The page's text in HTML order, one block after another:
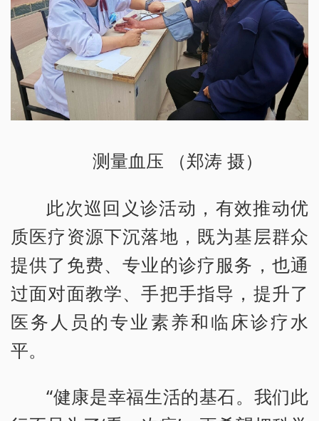
测量血压 （郑涛 摄）
此次巡回义诊活动，有效推动优
质医疗资源下沉落地，既为基层群众
提供了免费、专业的诊疗服务，也通
过面对面教学、手把手指导，提升了
医务人员的专业素养和临床诊疗水
平。
“健康是幸福生活的基石。我们此